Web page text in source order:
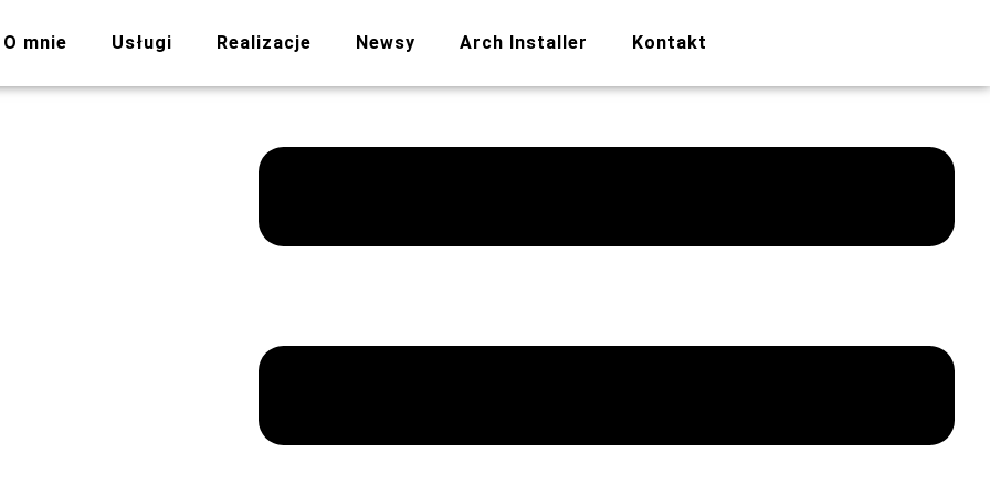
O mnie Usługi Realizacje Newsy Arch Installer Kontakt